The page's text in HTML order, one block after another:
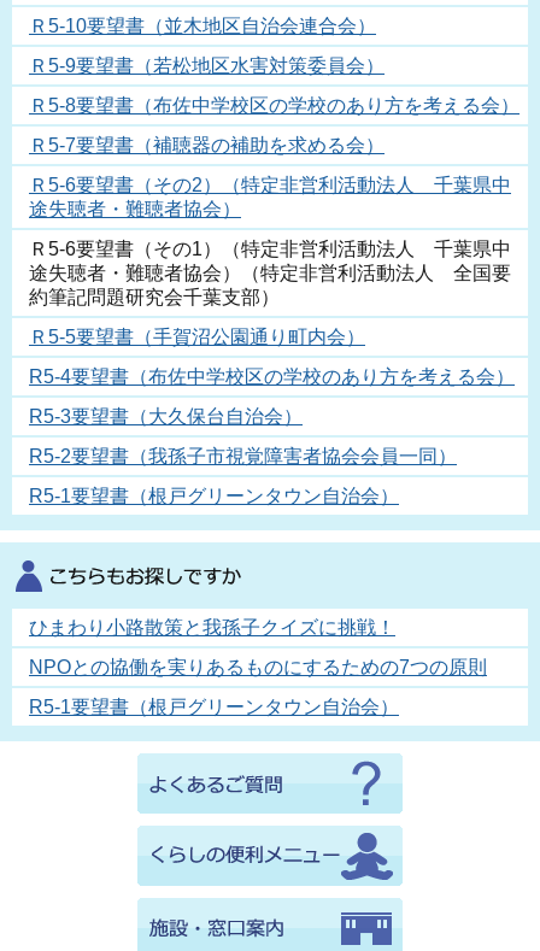
Ｒ5-10要望書（並木地区自治会連合会）
Ｒ5-9要望書（若松地区水害対策委員会）
Ｒ5-8要望書（布佐中学校区の学校のあり方を考える会）
Ｒ5-7要望書（補聴器の補助を求める会）
Ｒ5-6要望書（その2）（特定非営利活動法人 千葉県中
途失聴者・難聴者協会）
Ｒ5-6要望書（その1）（特定非営利活動法人 千葉県中
途失聴者・難聴者協会）（特定非営利活動法人 全国要
約筆記問題研究会千葉支部）
Ｒ5-5要望書（手賀沼公園通り町内会）
R5-4要望書（布佐中学校区の学校のあり方を考える会）
R5-3要望書（大久保台自治会）
R5-2要望書（我孫子市視覚障害者協会会員一同）
R5-1要望書（根戸グリーンタウン自治会）
ひまわり小路散策と我孫子クイズに挑戦！
NPOとの協働を実りあるものにするための7つの原則
R5-1要望書（根戸グリーンタウン自治会）